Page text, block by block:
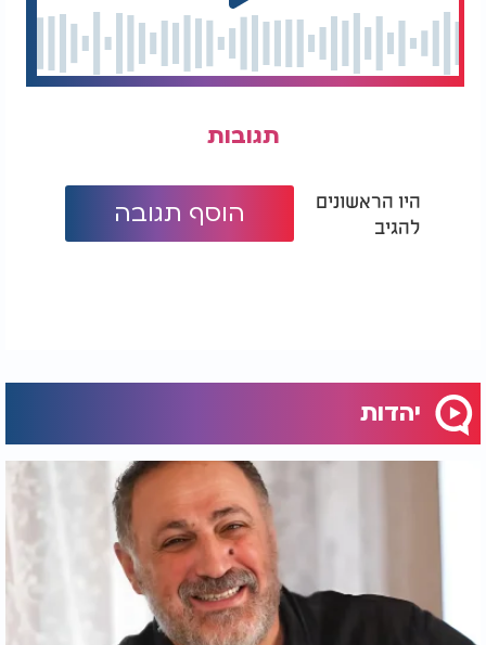
תגובות
היו הראשונים
להגיב
הוסף תגובה
יהדות